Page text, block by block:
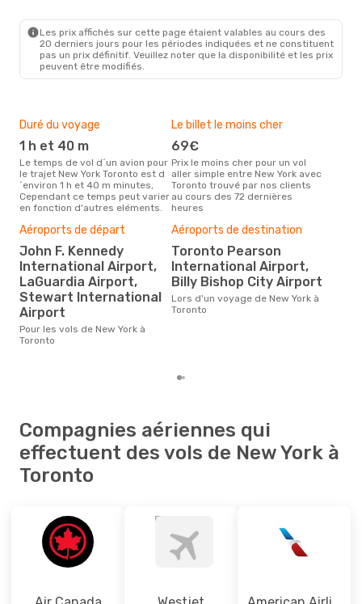
Les prix affichés sur cette page étaient valables au cours des
20 derniers jours pour les périodes indiquées et ne constituent
pas un prix définitif. Veuillez noter que la disponibilité et les prix
peuvent être modifiés.
Duré du voyage
1 h et 40 m
Le temps de vol d´un avion pour
le trajet New York Toronto est d
´environ 1 h et 40 m minutes,
Cependant ce temps peut varier
en fonction d'autres eléments.
Le billet le moins cher
69€
Prix le moins cher pour un vol
aller simple entre New York avec
Toronto trouvé par nos clients
au cours des 72 dernières
heures
Aéroports de départ
John F. Kennedy
International Airport,
LaGuardia Airport,
Stewart International
Airport
Pour les vols de New York à
Toronto
Aéroports de destination
Toronto Pearson
International Airport,
Billy Bishop City Airport
Lors d'un voyage de New York à
Toronto
Compagnies aériennes qui
effectuent des vols de New York à
Toronto